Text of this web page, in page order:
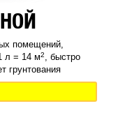
помещений,
л = 14 м2, быстро
грунтования